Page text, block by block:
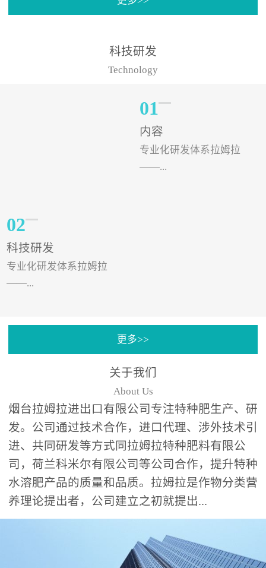
帮助作物增产增收，更要
实力。今天要讲的水溶肥
许多板栗种植户都获得了
有位王大姐今年使用一款
非常火爆...
科技研发
Technology
01
内容
专业化研发体系拉姆拉
——...
02
科技研发
专业化研发体系拉姆拉
——...
分中心”的科研开发系统，
更多>>
关于我们
About Us
烟台拉姆拉进出口有限公司专注特种肥生产、研
发。公司通过技术合作，进口代理、涉外技术引
进、共同研发等方式同拉姆拉特种肥料有限公
司，荷兰科米尔有限公司等公司合作，提升特种
水溶肥产品的质量和品质。拉姆拉是作物分类营
养理论提出者，公司建立之初就提出...